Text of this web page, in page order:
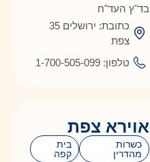
בד"ץ העד"ח
כתובת: ירושלים 35
צפת
טלפון: 1-700-505-099
אוירא צפת
כשרות
מהדרין
בית
קפה